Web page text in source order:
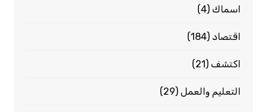
اسماك(4)
اقتصاد(184)
اكتشف(21)
التعليم والعمل(29)